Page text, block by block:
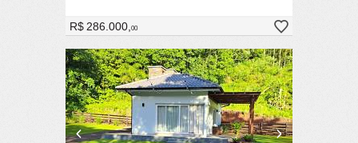
R$ 286.000,00